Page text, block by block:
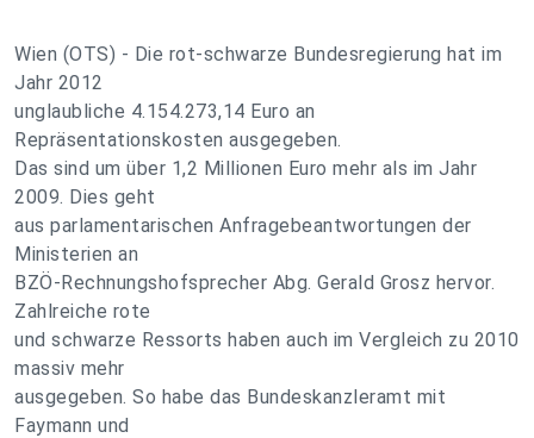
Wien (OTS) - Die rot-schwarze Bundesregierung hat im
Jahr 2012
unglaubliche 4.154.273,14 Euro an
Repräsentationskosten ausgegeben.
Das sind um über 1,2 Millionen Euro mehr als im Jahr
2009. Dies geht
aus parlamentarischen Anfragebeantwortungen der
Ministerien an
BZÖ-Rechnungshofsprecher Abg. Gerald Grosz hervor.
Zahlreiche rote
und schwarze Ressorts haben auch im Vergleich zu 2010
massiv mehr
ausgegeben. So habe das Bundeskanzleramt mit
Faymann und